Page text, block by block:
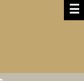
☰